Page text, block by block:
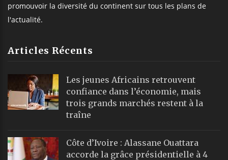
promouvoir la diversité du continent sur tous les plans de
l'actualité.
Articles Récents
Les jeunes Africains retrouvent
confiance dans l’économie, mais
trois grands marchés restent à la
traîne
Côte d’Ivoire : Alassane Ouattara
accorde la grâce présidentielle à 4